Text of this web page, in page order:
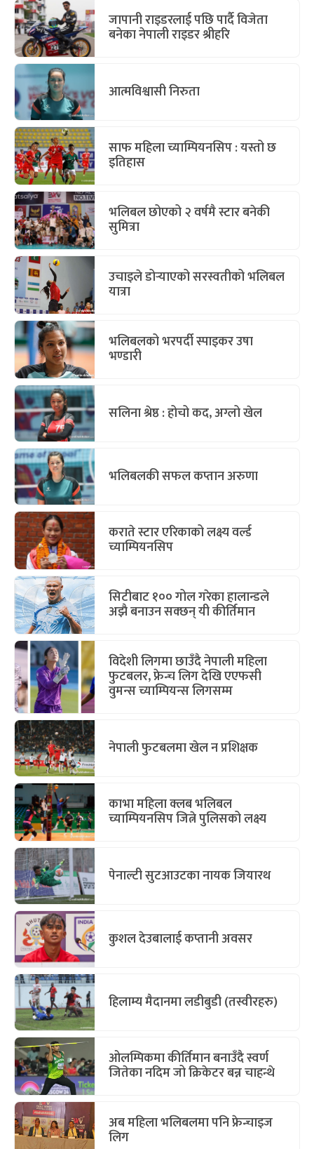
जापानी राइडरलाई पछि पार्दै विजेता
बनेका नेपाली राइडर श्रीहरि
आत्मविश्वासी निरुता
साफ महिला च्याम्पियनसिप : यस्तो छ
इतिहास
भलिबल छोएको २ वर्षमै स्टार बनेकी
सुमित्रा
उचाइले डोर्‍याएको सरस्वतीको भलिबल
यात्रा
भलिबलको भरपर्दी स्पाइकर उषा
भण्डारी
सलिना श्रेष्ठ : होचो कद, अग्लो खेल
भलिबलकी सफल कप्तान अरुणा
कराते स्टार एरिकाको लक्ष्य वर्ल्ड
च्याम्पियनसिप
सिटीबाट १०० गोल गरेका हालान्डले
अझै बनाउन सक्छन् यी कीर्तिमान
विदेशी लिगमा छाउँदै नेपाली महिला
फुटबलर, फ्रेन्च लिग देखि एएफसी
वुमन्स च्याम्पियन्स लिगसम्म
नेपाली फुटबलमा खेल न प्रशिक्षक
काभा महिला क्लब भलिबल
च्याम्पियनसिप जित्ने पुलिसको लक्ष्य
पेनाल्टी सुटआउटका नायक जियारथ
कुशल देउबालाई कप्तानी अवसर
हिलाम्य मैदानमा लडीबुडी (तस्वीरहरु)
ओलम्पिकमा कीर्तिमान बनाउँदै स्वर्ण
जितेका नदिम जो क्रिकेटर बन्न चाहन्थे
अब महिला भलिबलमा पनि फ्रेन्चाइज
लिग